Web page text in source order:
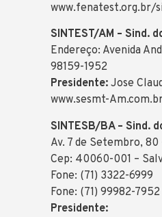
www.fenatest.org.br/
SINTEST/AM – Sind.
Endereço: Avenida
98159-1952
Presidente: Jose
www.sesmt-
SINTESB/BA – Sind.
Av. 7 de Setembro,
Cep: 40060-001 –
Fone: (71) 3322-6999
Fone: (71) 99982-7952
Presidente: